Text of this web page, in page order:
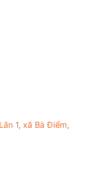
1, xã Bà Điểm,